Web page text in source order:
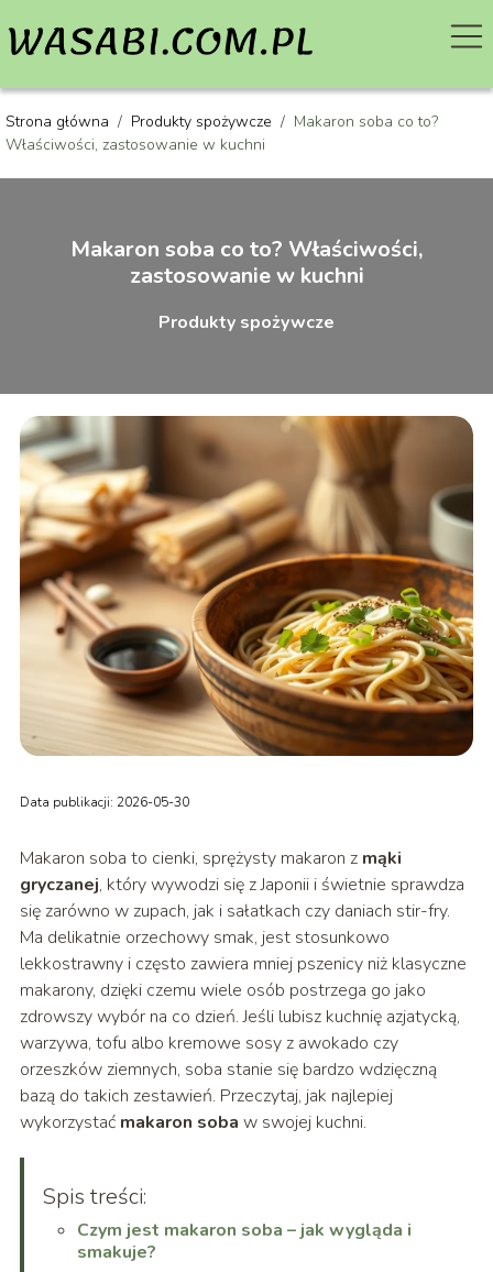
Strona główna / Produkty spożywcze / Makaron soba co to?
Właściwości, zastosowanie w kuchni
Makaron soba co to? Właściwości,
zastosowanie w kuchni
Produkty spożywcze
Data publikacji: 2026-05-30
Makaron soba to cienki, sprężysty makaron z mąki
gryczanej, który wywodzi się z Japonii i świetnie sprawdza
się zarówno w zupach, jak i sałatkach czy daniach stir-fry.
Ma delikatnie orzechowy smak, jest stosunkowo
lekkostrawny i często zawiera mniej pszenicy niż klasyczne
makarony, dzięki czemu wiele osób postrzega go jako
zdrowszy wybór na co dzień. Jeśli lubisz kuchnię azjatycką,
warzywa, tofu albo kremowe sosy z awokado czy
orzeszków ziemnych, soba stanie się bardzo wdzięczną
bazą do takich zestawień. Przeczytaj, jak najlepiej
wykorzystać makaron soba w swojej kuchni.
Spis treści:
Czym jest makaron soba – jak wygląda i
smakuje?